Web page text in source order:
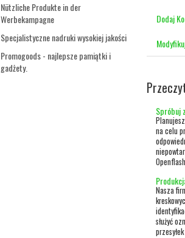
Nützliche Produkte in der
Werbekampagne
Specjalistyczne nadruki wysokiej jakości
Promogoods - najlepsze pamiątki i
gadżety.
Dodaj
Spróbuj
na celu
Nasza
służyć